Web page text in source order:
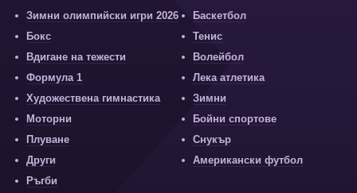
Зимни олимпийски игри 2026
Баскетбол
Бокс
Тенис
Вдигане на тежести
Волейбол
Формула 1
Лека атлетика
Художествена гимнастика
Зимни
Моторни
Бойни спортове
Плуване
Снукър
Други
Американски футбол
Ръгби